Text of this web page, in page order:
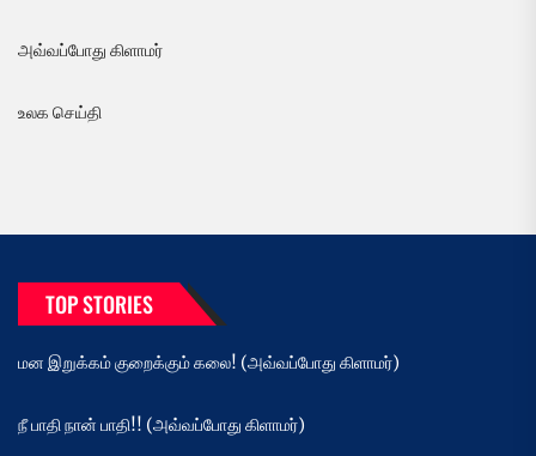
அவ்வப்போது கிளாமர்
உலக செய்தி
TOP STORIES
மன இறுக்கம் குறைக்கும் கலை! (அவ்வப்போது கிளாமர்)
நீ பாதி நான் பாதி!! (அவ்வப்போது கிளாமர்)